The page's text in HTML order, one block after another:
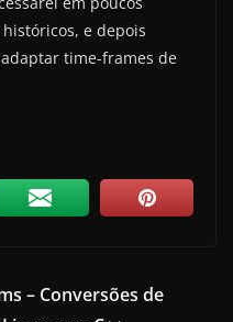
e depois
time-frames de
– Conversões de